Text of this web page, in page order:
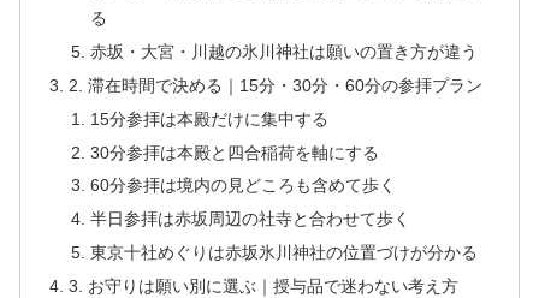
る
赤坂・大宮・川越の氷川神社は願いの置き方が違う
2. 滞在時間で決める｜15分・30分・60分の参拝プラン
15分参拝は本殿だけに集中する
30分参拝は本殿と四合稲荷を軸にする
60分参拝は境内の見どころも含めて歩く
半日参拝は赤坂周辺の社寺と合わせて歩く
東京十社めぐりは赤坂氷川神社の位置づけが分かる
3. お守りは願い別に選ぶ｜授与品で迷わない考え方